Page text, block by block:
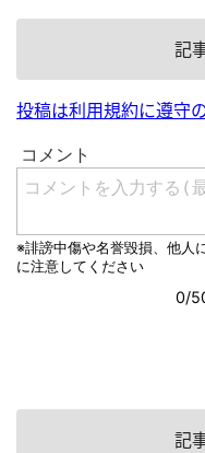
記
投稿は利用規約に遵守
記